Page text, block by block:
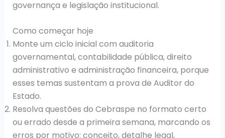
governança e legislação institucional.
Como começar hoje
Monte um ciclo inicial com auditoria
governamental, contabilidade pública, direito
administrativo e administração financeira, porque
esses temas sustentam a prova de Auditor do
Estado.
Resolva questões do Cebraspe no formato certo
ou errado desde a primeira semana, marcando os
erros por motivo: conceito, detalhe legal,